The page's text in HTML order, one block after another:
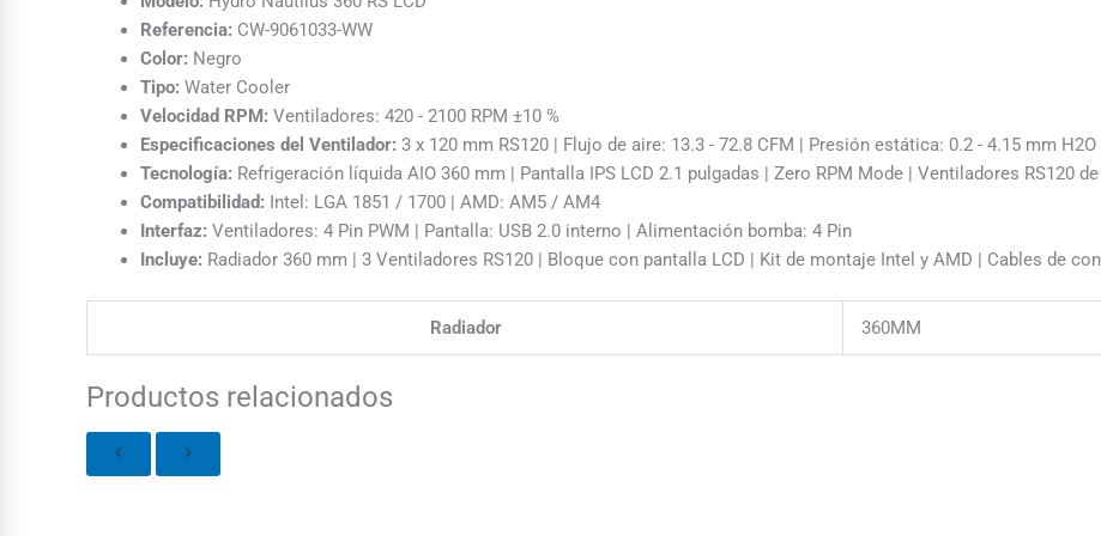
Referencia: CW-9061033-WW
Color: Negro
Tipo: Water Cooler
Velocidad RPM: Ventiladores: 420 - 2100 RPM ±10 %
Especificaciones del Ventilador: 3 x 120 mm RS120 | Flujo de aire: 13.3 - 72.8 CFM | Presión estática: 0.2 - 4.15 mm
Tecnología: Refrigeración líquida AIO 360 mm | Pantalla IPS LCD 2.1 pulgadas | Zero RPM Mode | Ventiladores RS120
Compatibilidad: Intel: LGA 1851 / 1700 | AMD: AM5 / AM4
Interfaz: Ventiladores: 4 Pin PWM | Pantalla: USB 2.0 interno | Alimentación bomba: 4 Pin
Incluye: Radiador 360 mm | 3 Ventiladores RS120 | Bloque con pantalla LCD | Kit de montaje Intel y AMD | Cables de
Radiador 360MM
Productos relacionados